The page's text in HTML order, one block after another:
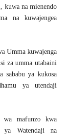
kuwa na mienendo
na kuwajengea
Umma kuwajenga
za umma utabaini
sababu ya kukosa
ya utendaji
wa mafunzo kwa
ya Watendaji na